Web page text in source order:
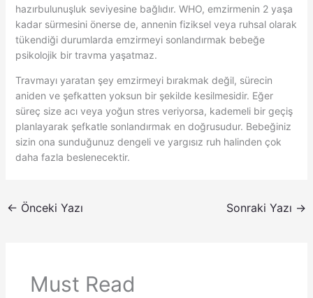
hazırbulunuşluk seviyesine bağlıdır. WHO, emzirmenin 2 yaşa
kadar sürmesini önerse de, annenin fiziksel veya ruhsal olarak
tükendiği durumlarda emzirmeyi sonlandırmak bebeğe
psikolojik bir travma yaşatmaz.
Travmayı yaratan şey emzirmeyi bırakmak değil, sürecin
aniden ve şefkatten yoksun bir şekilde kesilmesidir. Eğer
süreç size acı veya yoğun stres veriyorsa, kademeli bir geçiş
planlayarak şefkatle sonlandırmak en doğrusudur. Bebeğiniz
sizin ona sunduğunuz dengeli ve yargısız ruh halinden çok
daha fazla beslenecektir.
← Önceki Yazı Sonraki Yazı →
Must Read